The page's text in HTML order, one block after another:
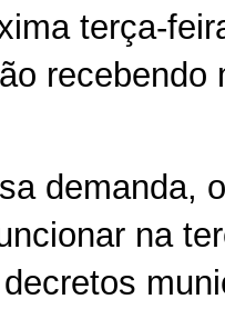
terça-
demanda,
na